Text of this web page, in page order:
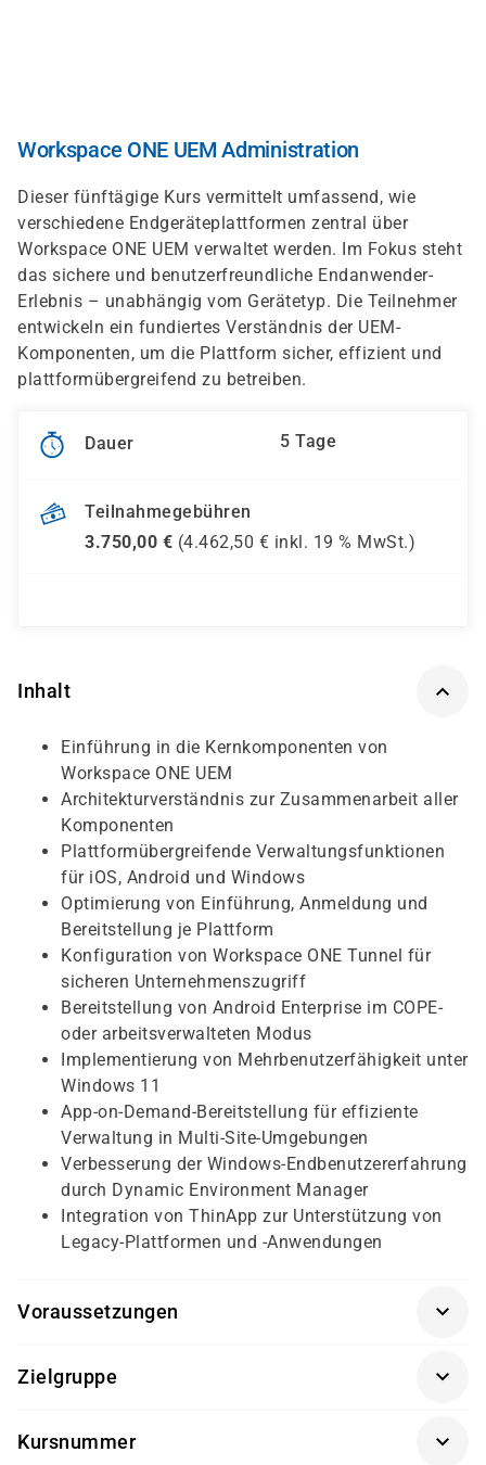
Workspace ONE UEM Administration
Dieser fünftägige Kurs vermittelt umfassend, wie
verschiedene Endgeräteplattformen zentral über
Workspace ONE UEM verwaltet werden. Im Fokus steht
das sichere und benutzerfreundliche Endanwender-
Erlebnis – unabhängig vom Gerätetyp. Die Teilnehmer
entwickeln ein fundiertes Verständnis der UEM-
Komponenten, um die Plattform sicher, effizient und
plattformübergreifend zu betreiben.
Dauer 5 Tage
Teilnahmegebühren
3.750,00 € (4.462,50 € inkl. 19 % MwSt.)
Inhalt
Einführung in die Kernkomponenten von
Workspace ONE UEM
Architekturverständnis zur Zusammenarbeit aller
Komponenten
Plattformübergreifende Verwaltungsfunktionen
für iOS, Android und Windows
Optimierung von Einführung, Anmeldung und
Bereitstellung je Plattform
Konfiguration von Workspace ONE Tunnel für
sicheren Unternehmenszugriff
Bereitstellung von Android Enterprise im COPE-
oder arbeitsverwalteten Modus
Implementierung von Mehrbenutzerfähigkeit unter
Windows 11
App-on-Demand-Bereitstellung für effiziente
Verwaltung in Multi-Site-Umgebungen
Verbesserung der Windows-Endbenutzererfahrung
durch Dynamic Environment Manager
Integration von ThinApp zur Unterstützung von
Legacy-Plattformen und -Anwendungen
Voraussetzungen
Empfohlen: Omnissa Certified Professional –
Workspace (OCPW)
ONE UEM
Zielgruppe
Systemingenieure mit Fokus auf Unified Endpoint
Kursnummer